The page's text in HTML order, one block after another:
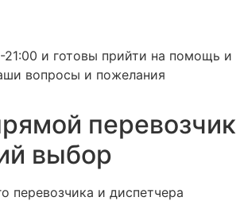
и готовы прийти на помощь и
вопросы и пожелания
перевозчик
выбор
перевозчика и диспетчера